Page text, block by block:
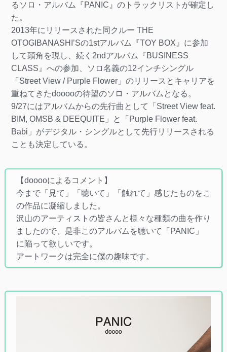
るソロ・アルバム『PANIC』のトラックリストが確定し
た。
2013年にリリースされた同クルー THE
OTOGIBANASHI’Sの1stアルバム『TOY BOX』に参加
して頭角を現し、続く2ndアルバム『BUSINESS
CLASS』への参加、ソロ名義の12インチシングル
「Street View / Purple Flower」のリリースとキャリアを
重ねてきたdooooの待望のソロ・アルバムとなる。
9/27にはアルバムからの先行曲として「Street View feat.
BIM, OMSB & DEEQUITE」と「Purple Flower feat.
Babi」がデジタル・シングルとして先行リリースされる
ことも決定している。
【dooooによるコメント】
今まで「見て」「聴いて」「触れて」感じたものをこ
の作品に凝縮しました。
沢山のアーティストの皆さんと様々な種類の曲を作り
ましたので、是非このアルバムを聴いて「PANIC」
に陥って欲しいです。
アートワークは完全に僕の趣味です。